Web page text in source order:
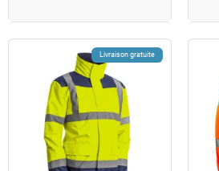
Livraison gratuite